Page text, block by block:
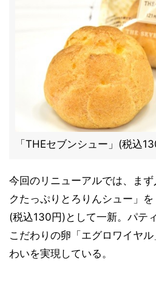
「THEセブンシュー」(税込
今回のリニューアルでは、ま
クたっぷりとろりんシュー」を
(税込130円)として一新。パテ
こだわりの卵「エグロワイヤ
わいを実現している。